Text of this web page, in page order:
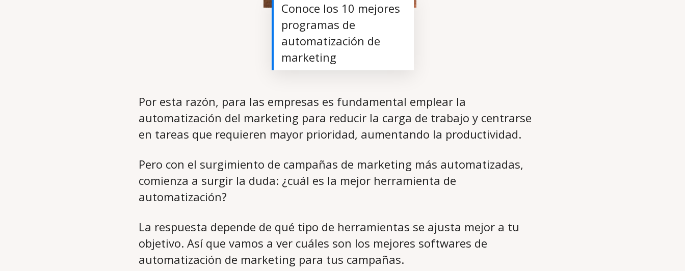
Conoce los 10 mejores
programas de
automatización de
marketing
Por esta razón, para las empresas es fundamental emplear la
automatización del marketing para reducir la carga de trabajo y centrarse
en tareas que requieren mayor prioridad, aumentando la productividad.
Pero con el surgimiento de campañas de marketing más automatizadas,
comienza a surgir la duda: ¿cuál es la mejor herramienta de
automatización?
La respuesta depende de qué tipo de herramientas se ajusta mejor a tu
objetivo. Así que vamos a ver cuáles son los mejores softwares de
automatización de marketing para tus campañas.